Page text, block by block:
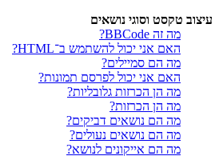
עיצוב טקסט וסוגי נושאים
מה זה BBCode?
האם אני יכול להשתמש ב־HTML?
מה הם סמיילים?
האם אני יכול לפרסם תמונות?
מה הן הכרזות גלובליות?
מה הן הכרזות?
מה הם נושאים דביקים?
מה הם נושאים נעולים?
מה הם אייקונים לנושא?